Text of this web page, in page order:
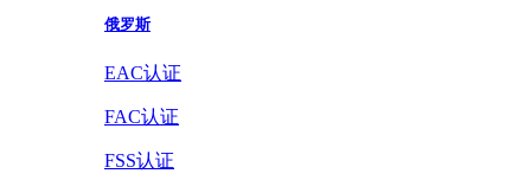
俄罗斯
EAC认证
FAC认证
FSS认证